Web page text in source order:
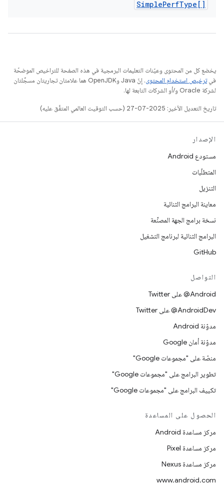
SimplePerfType[]
يخضع كل من المحتوى وعيّنات التعليمات البرمجية في هذه الصفحة للتراخيص الموضحّة
فيترخيص استخدام المحتوى
. إنّ Java وOpenJDK هما علامتان تجاريتان مسجَّلتان
لشركة Oracle و/أو الشركات التابعة لها.
تاريخ التعديل الأخير: 2025-07-27 (حسب التوقيت العالمي المتفَّق عليه)
الإصدار
مستودع Android
المتطلّبات
التنزيل
معاينة البرامج الثنائية
نسخة برامج الجهة المصنِّعة
البرامج الثنائية لبرنامج التشغيل
GitHub
التواصل
‎@Android على Twitter
‎@AndroidDev على Twitter
مدوّنة Android
مدوّنة أمان Google
منصّة على "مجموعات Google"
تطوير البرامج على "مجموعات Google"
تكييف البرامج على "مجموعات Google"
الحصول على المساعدة
مركز مساعدة Android
مركز مساعدة Pixel
مركز مساعدة Nexus
www.android.com